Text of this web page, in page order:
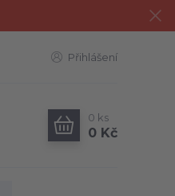
Přihlášení
0 ks
0 Kč